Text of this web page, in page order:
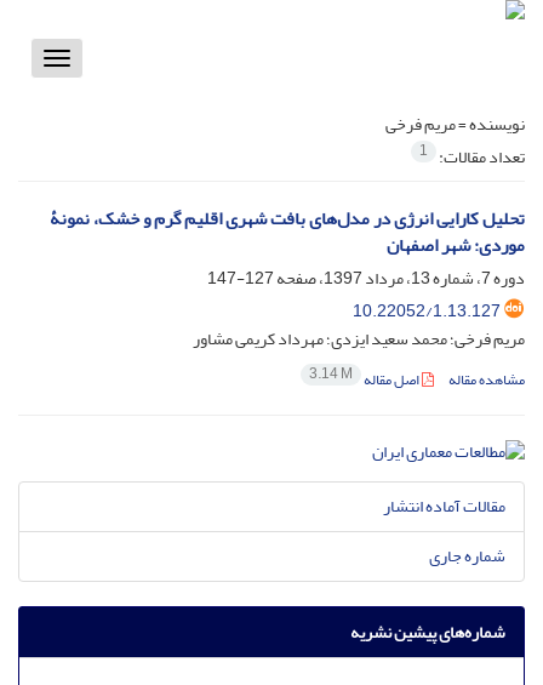
Toggle
نویسنده =مریم فرخی
تعداد مقالات: 1
تحلیل کارایی انرژی در مدل‌های بافت شهری اقلیم گرم و خشک، نمونۀ
موردی: شهر اصفهان
دوره 7، شماره 13، مرداد 1397، صفحه
127-147
10.22052/1.13.127
مریم فرخی؛ محمد سعید ایزدی؛ مهرداد کریمی مشاور
مشاهده مقاله اصل مقاله 3.14 M
مقالات آماده انتشار
شماره جاری
شماره‌های پیشین نشریه